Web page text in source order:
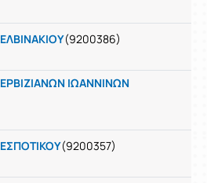
(9200386)
ΙΩΑΝΝΙΝΩΝ
(9200357)